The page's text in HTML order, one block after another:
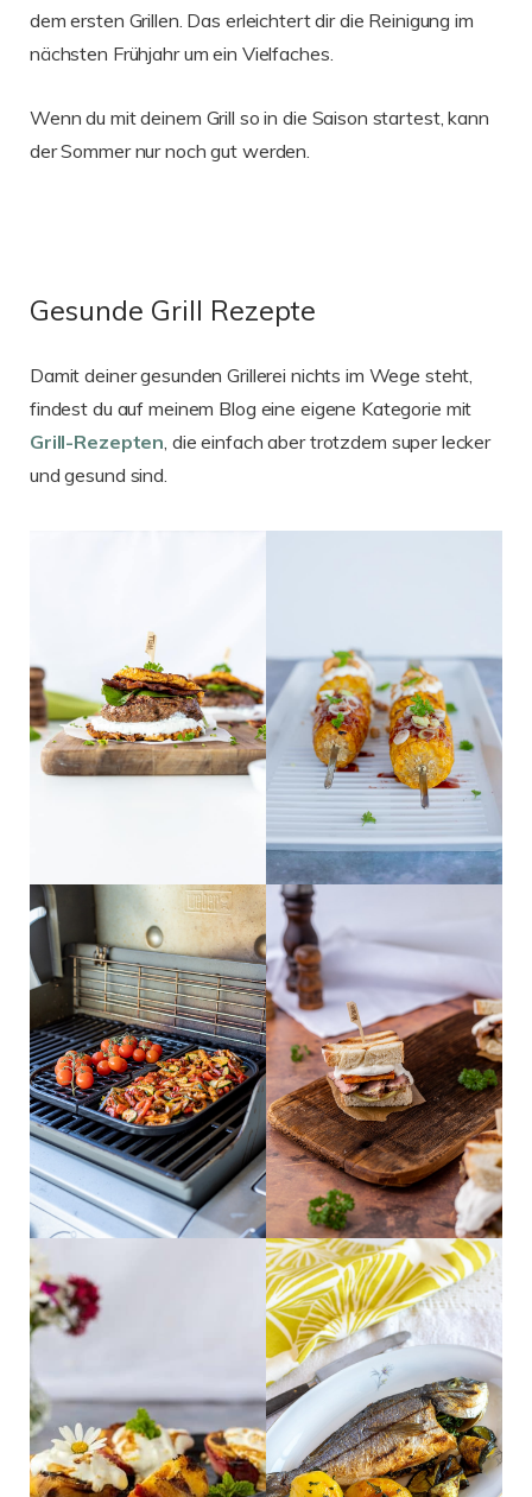
dem ersten Grillen. Das erleichtert dir die Reinigung im
nächsten Frühjahr um ein Vielfaches.
Wenn du mit deinem Grill so in die Saison startest, kann
der Sommer nur noch gut werden.
Gesunde Grill Rezepte
Damit deiner gesunden Grillerei nichts im Wege steht,
findest du auf meinem Blog eine eigene Kategorie mit
Grill-Rezepten , die einfach aber trotzdem super lecker
und gesund sind.